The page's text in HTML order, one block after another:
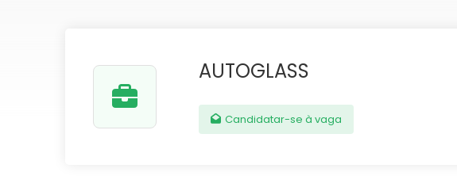
AUTOGLASS
Candidatar-se à vaga